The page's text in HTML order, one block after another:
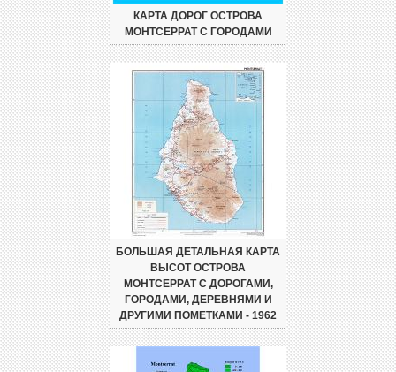
КАРТА ДОРОГ ОСТРОВА
МОНТСЕРРАТ С ГОРОДАМИ
БОЛЬШАЯ ДЕТАЛЬНАЯ КАРТА
ВЫСОТ ОСТРОВА
МОНТСЕРРАТ С ДОРОГАМИ,
ГОРОДАМИ, ДЕРЕВНЯМИ И
ДРУГИМИ ПОМЕТКАМИ - 1962